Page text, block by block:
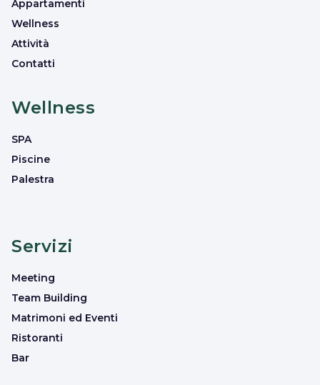
Appartamenti
Wellness
Attività
Contatti
Wellness
SPA
Piscine
Palestra
Servizi
Meeting
Team Building
Matrimoni ed Eventi
Ristoranti
Bar